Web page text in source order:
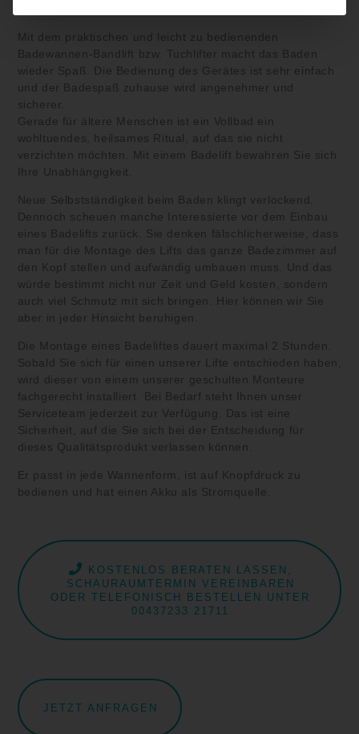
Mit dem praktischen und leicht zu bedienenden
Badewannen-Bandlift bzw. Tuchlifter macht das Baden
wieder Spaß. Die Bedienung des Gerätes ist sehr einfach
und der Badespaß zuhause wird angenehmer und
sicherer.
Gerade für ältere Menschen ist ein Vollbad ein
wohltuendes, heilsames Ritual, auf das sie nicht
verzichten möchten. Mit einem Badelift bewahren Sie sich
Ihre Unabhängigkeit.
Neue Selbstständigkeit beim Baden klingt verlockend.
Dennoch scheuen manche Interessierte vor dem Einbau
eines Badelifts zurück. Sie denken fälschlicherweise, dass
man für die Montage des Lifts das ganze Badezimmer auf
den Kopf stellen und aufwändig umbauen muss. Und das
würde bestimmt nicht nur Zeit und Geld kosten, sondern
auch viel Schmutz mit sich bringen. Hier können wir Sie
aber in jeder Hinsicht beruhigen.
Die Montage eines Badeliftes dauert maximal 2 Stunden.
Sobald Sie sich für einen unserer Lifte entschieden haben,
wird dieser von einem unserer geschulten Monteure
fachgerecht installiert. Bei Bedarf steht Ihnen unser
Serviceteam jederzeit zur Verfügung. Das ist eine
Sicherheit, auf die Sie sich bei der Entscheidung für
dieses Qualitätsprodukt verlassen können.
Er passt in jede Wannenform, ist auf Knopfdruck zu
bedienen und hat einen Akku als Stromquelle.
KOSTENLOS BERATEN LASSEN,
SCHAURAUMTERMIN VEREINBAREN
ODER TELEFONISCH BESTELLEN UNTER
00437233 21711
JETZT ANFRAGEN